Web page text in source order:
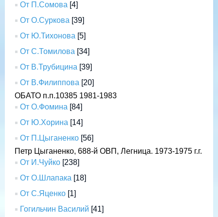
От П.Сомова [4]
От О.Суркова [39]
От Ю.Тихонова [5]
От С.Томилова [34]
От В.Трубицина [39]
От В.Филиппова [20]
ОБАТО п.п.10385 1981-1983
От О.Фомина [84]
От Ю.Хорина [14]
От П.Цыганенко [56]
Петр Цыганенко, 688-й ОВП, Легница. 1973-1975 г.г.
От И.Чуйко [238]
От О.Шлапака [18]
От С.Яценко [1]
Гогильчин Василий [41]